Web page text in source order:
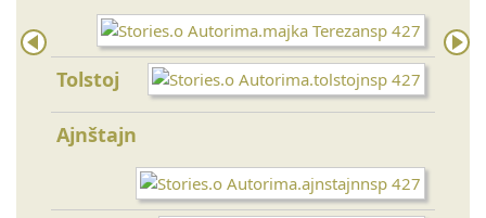
Tolstoj
Ajnštajn